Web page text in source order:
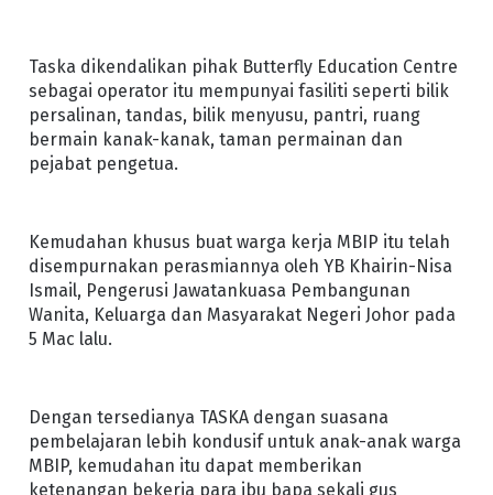
Taska dikendalikan pihak Butterfly Education Centre
sebagai operator itu mempunyai fasiliti seperti bilik
persalinan, tandas, bilik menyusu, pantri, ruang
bermain kanak-kanak, taman permainan dan
pejabat pengetua.
Kemudahan khusus buat warga kerja MBIP itu telah
disempurnakan perasmiannya oleh YB Khairin-Nisa
Ismail, Pengerusi Jawatankuasa Pembangunan
Wanita, Keluarga dan Masyarakat Negeri Johor pada
5 Mac lalu.
Dengan tersedianya TASKA dengan suasana
pembelajaran lebih kondusif untuk anak-anak warga
MBIP, kemudahan itu dapat memberikan
ketenangan bekerja para ibu bapa sekali gus